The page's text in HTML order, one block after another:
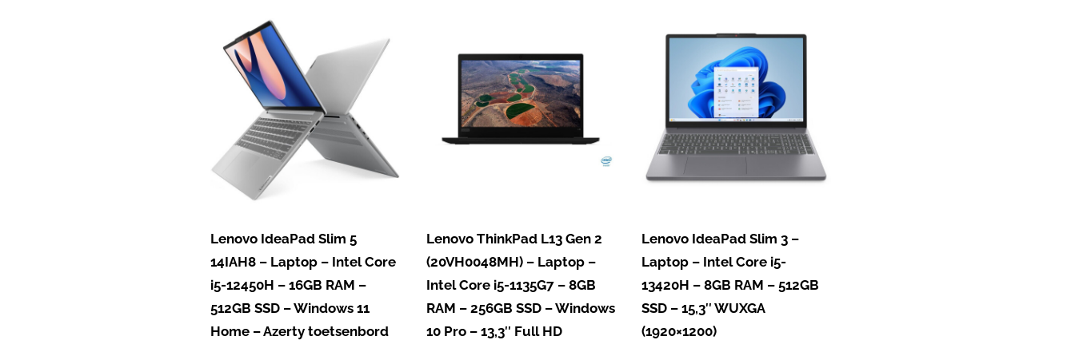
Lenovo IdeaPad Slim 5
14IAH8 – Laptop – Intel Core
i5-12450H – 16GB RAM –
512GB SSD – Windows 11
Home – Azerty toetsenbord
Lenovo ThinkPad L13 Gen 2
(20VH0048MH) – Laptop –
Intel Core i5-1135G7 – 8GB
RAM – 256GB SSD – Windows
10 Pro – 13,3″ Full HD
Lenovo IdeaPad Slim 3 –
Laptop – Intel Core i5-
13420H – 8GB RAM – 512GB
SSD – 15,3″ WUXGA
(1920×1200)